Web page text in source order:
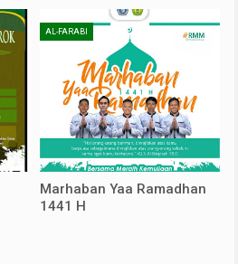
AL-FARABI
Marhaban Yaa Ramadhan
1441 H